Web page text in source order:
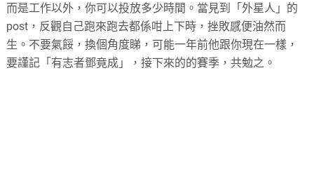
而是工作以外，你可以投放多少時間。當見到「外星人」的
post，反觀自己跑來跑去都係咁上下時，挫敗感便油然而
生。不要氣餒，換個角度睇，可能一年前他跟你現在一樣，
要謹記「有志者鄧竟成」，接下來的的賽季，共勉之。